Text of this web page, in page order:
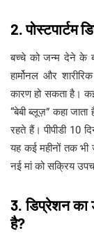
2. पोस्टपार्टम
बच्चे को जन्म देने के
हार्मोनल और
कारण हो सकता है।
“बेबी ब्लूज़” कहा
रहते हैं। पीपीडी 10
यह कई महीनों तक भी
नई मां को सक्रिय
3. डिप्रेशन का
है?